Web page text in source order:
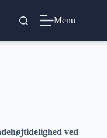
Menu
ved